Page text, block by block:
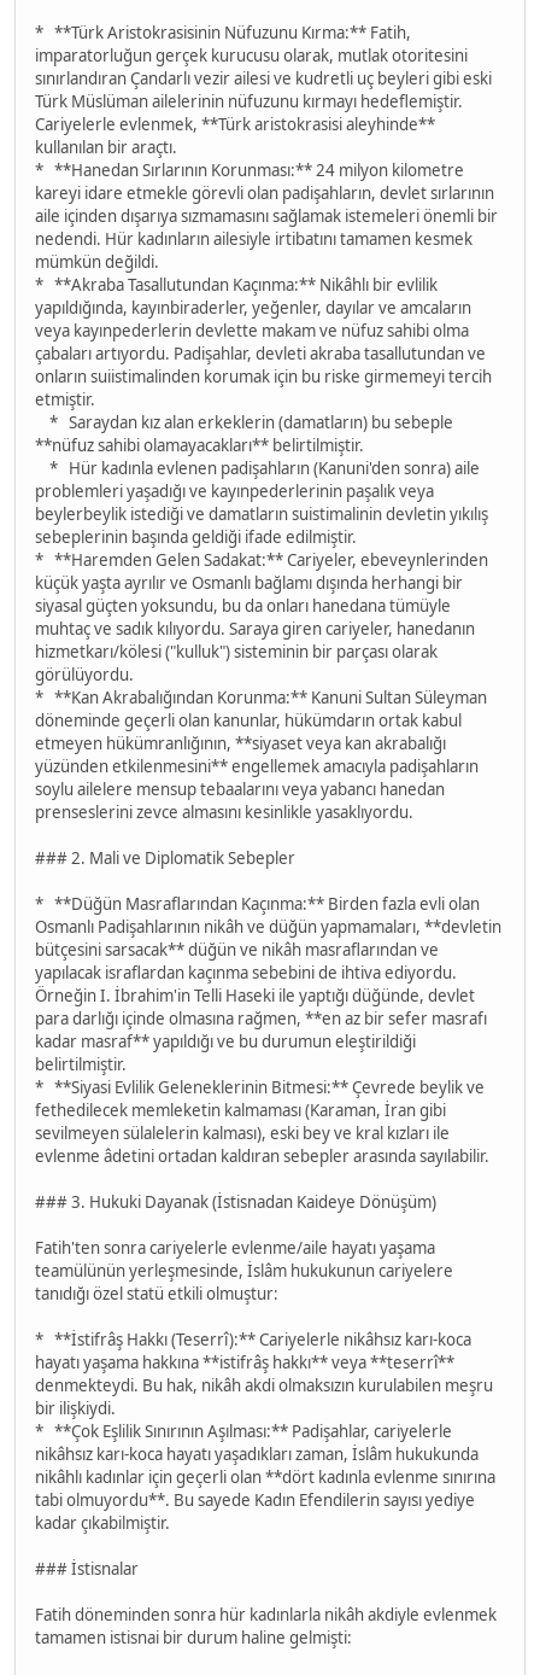
* **Türk Aristokrasisinin Nüfuzunu Kırma:** Fatih,
imparatorluğun gerçek kurucusu olarak, mutlak otoritesini
sınırlandıran Çandarlı vezir ailesi ve kudretli uç beyleri gibi eski
Türk Müslüman ailelerinin nüfuzunu kırmayı hedeflemiştir.
Cariyelerle evlenmek, **Türk aristokrasisi aleyhinde**
kullanılan bir araçtı.
* **Hanedan Sırlarının Korunması:** 24 milyon kilometre
kareyi idare etmekle görevli olan padişahların, devlet sırlarının
aile içinden dışarıya sızmamasını sağlamak istemeleri önemli bir
nedendi. Hür kadınların ailesiyle irtibatını tamamen kesmek
mümkün değildi.
* **Akraba Tasallutundan Kaçınma:** Nikâhlı bir evlilik
yapıldığında, kayınbiraderler, yeğenler, dayılar ve amcaların
veya kayınpederlerin devlette makam ve nüfuz sahibi olma
çabaları artıyordu. Padişahlar, devleti akraba tasallutundan ve
onların suiistimalinden korumak için bu riske girmemeyi tercih
etmiştir.
* Saraydan kız alan erkeklerin (damatların) bu sebeple
**nüfuz sahibi olamayacakları** belirtilmiştir.
* Hür kadınla evlenen padişahların (Kanuni'den sonra) aile
problemleri yaşadığı ve kayınpederlerinin paşalık veya
beylerbeylik istediği ve damatların suistimalinin devletin yıkılış
sebeplerinin başında geldiği ifade edilmiştir.
* **Haremden Gelen Sadakat:** Cariyeler, ebeveynlerinden
küçük yaşta ayrılır ve Osmanlı bağlamı dışında herhangi bir
siyasal güçten yoksundu, bu da onları hanedana tümüyle
muhtaç ve sadık kılıyordu. Saraya giren cariyeler, hanedanın
hizmetkarı/kölesi ("kulluk") sisteminin bir parçası olarak
görülüyordu.
* **Kan Akrabalığından Korunma:** Kanuni Sultan Süleyman
döneminde geçerli olan kanunlar, hükümdarın ortak kabul
etmeyen hükümranlığının, **siyaset veya kan akrabalığı
yüzünden etkilenmesini** engellemek amacıyla padişahların
soylu ailelere mensup tebaalarını veya yabancı hanedan
prenseslerini zevce almasını kesinlikle yasaklıyordu.
### 2. Mali ve Diplomatik Sebepler
* **Düğün Masraflarından Kaçınma:** Birden fazla evli olan
Osmanlı Padişahlarının nikâh ve düğün yapmamaları, **devletin
bütçesini sarsacak** düğün ve nikâh masraflarından ve
yapılacak israflardan kaçınma sebebini de ihtiva ediyordu.
Örneğin I. İbrahim'in Telli Haseki ile yaptığı düğünde, devlet
para darlığı içinde olmasına rağmen, **en az bir sefer masrafı
kadar masraf** yapıldığı ve bu durumun eleştirildiği
belirtilmiştir.
* **Siyasi Evlilik Geleneklerinin Bitmesi:** Çevrede beylik ve
fethedilecek memleketin kalmaması (Karaman, İran gibi
sevilmeyen sülalelerin kalması), eski bey ve kral kızları ile
evlenme âdetini ortadan kaldıran sebepler arasında sayılabilir.
### 3. Hukuki Dayanak (İstisnadan Kaideye Dönüşüm)
Fatih'ten sonra cariyelerle evlenme/aile hayatı yaşama
teamülünün yerleşmesinde, İslâm hukukunun cariyelere
tanıdığı özel statü etkili olmuştur:
* **İstifrâş Hakkı (Teserrî):** Cariyelerle nikâhsız karı-koca
hayatı yaşama hakkına **istifrâş hakkı** veya **teserrî**
denmekteydi. Bu hak, nikâh akdi olmaksızın kurulabilen meşru
bir ilişkiydi.
* **Çok Eşlilik Sınırının Aşılması:** Padişahlar, cariyelerle
nikâhsız karı-koca hayatı yaşadıkları zaman, İslâm hukukunda
nikâhlı kadınlar için geçerli olan **dört kadınla evlenme sınırına
tabi olmuyordu**. Bu sayede Kadın Efendilerin sayısı yediye
kadar çıkabilmiştir.
### İstisnalar
Fatih döneminden sonra hür kadınlarla nikâh akdiyle evlenmek
tamamen istisnai bir durum haline gelmişti: